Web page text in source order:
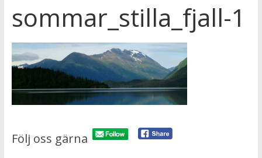
sommar_stilla_fjall-1
Följ oss gärna